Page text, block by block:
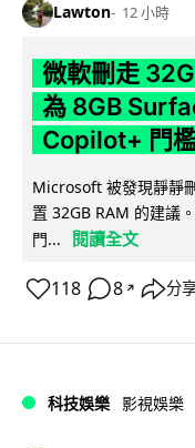
Lawton 12 小時
微軟刪走
為 8GB
Copilot+ 門
Microsoft 被發現靜靜
置 32GB RAM 的建議
門...
閱讀全文
118 8 ↗ 分
科技娛樂 影視娛樂